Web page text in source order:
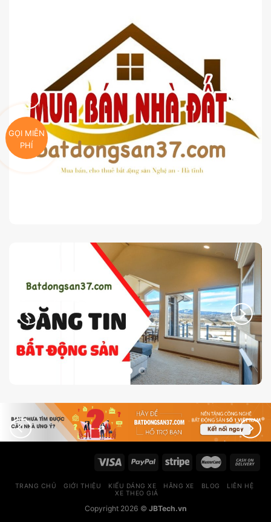
TRANG CHỦ GIỚI THIỆU KIỂU DÁNG XE HÃNG XE BLOG
LIÊN HỆ
XE THEO GIÁ
Copyright 2026 © JBTech.vn
GỌI MIỄN
PHÍ